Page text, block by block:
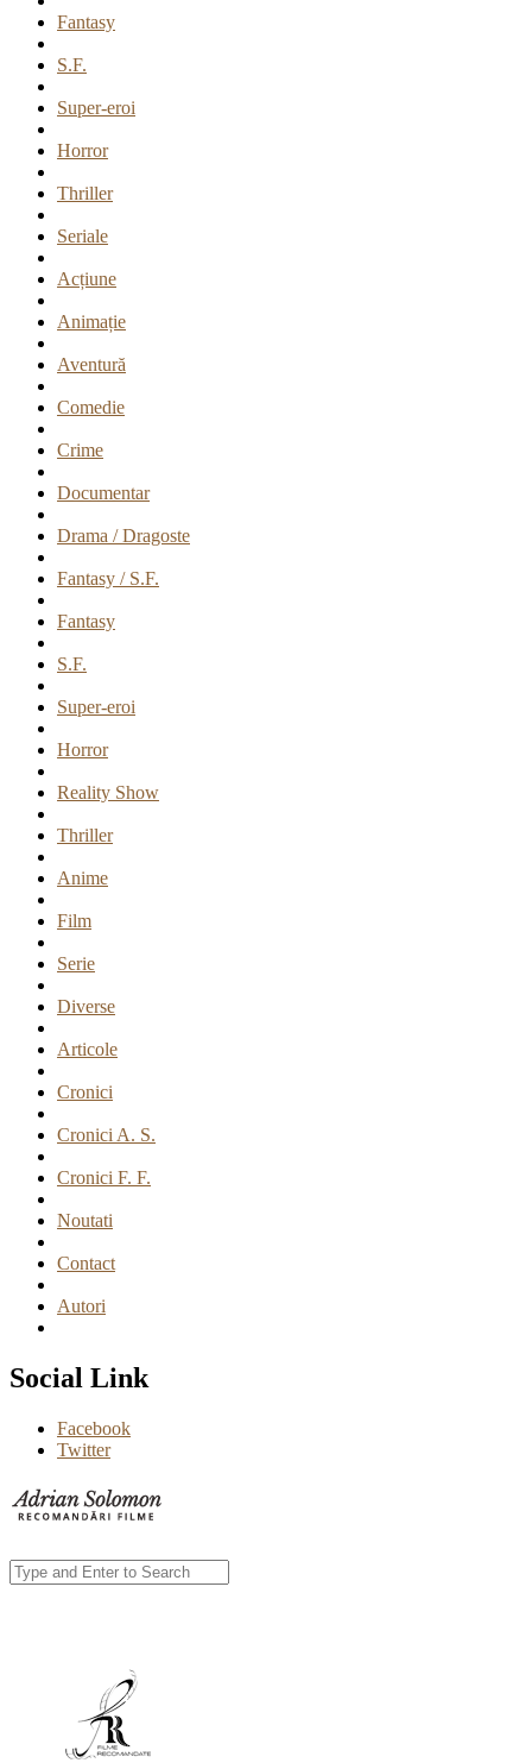
Fantasy
S.F.
Super-eroi
Horror
Thriller
Seriale
Acțiune
Animație
Aventură
Comedie
Crime
Documentar
Drama / Dragoste
Fantasy / S.F.
Fantasy
S.F.
Super-eroi
Horror
Reality Show
Thriller
Anime
Film
Serie
Diverse
Articole
Cronici
Cronici A. S.
Cronici F. F.
Noutati
Contact
Autori
Social Link
Facebook
Twitter